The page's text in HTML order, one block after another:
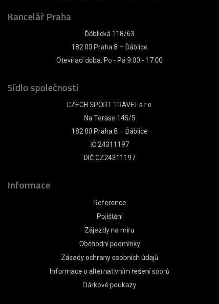
Kancelář Praha
Ďáblická 118/63
182 00 Praha 8 – Ďáblice
Otevírací doba: Po - Pá 9:00 - 17:00
Sídlo společnosti
CZECH SPORT TRAVEL s.r.o.
Na Terase 145/5
182 00 Praha 8 – Ďáblice
IČ 24311197
DIČ CZ24311197
Informace
Reference
Pojištění
Zájezdy na míru
Obchodní podmínky
Zásady ochrany osobních údajů
Informace o alternativním řešení sporů
Dárkové poukazy